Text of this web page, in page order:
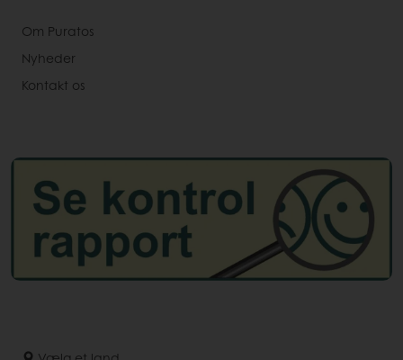
Om Puratos
Nyheder
Kontakt os